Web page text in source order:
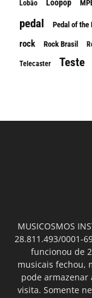
Lobão Loopop
pedal Pedal of the
rock Rock Brasil
Telecaster Teste
MUSICOSMOS
28.811.493/0001-
funcionou de
musicais fechou,
pode armazenar
visita. Somente